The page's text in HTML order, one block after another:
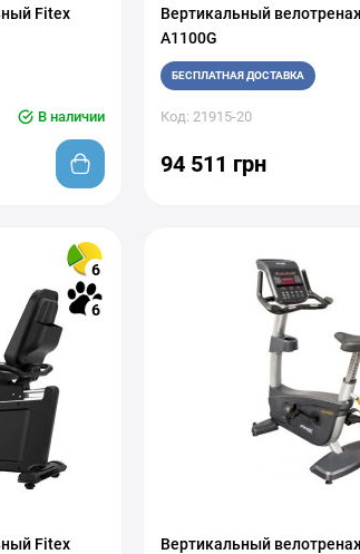
Fitex
В наличии
Вертикальный
A1100G
БЕСПЛАТНАЯ ДОСТАВКА
Код: 21915-20
94 511 грн
6
6
Fitex
Вертикальный